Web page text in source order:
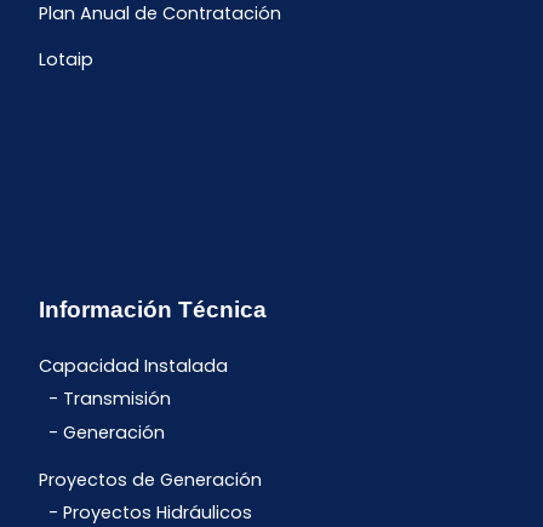
Plan Anual de Contratación
Lotaip
Información Técnica
Capacidad Instalada
Transmisión
Generación
Proyectos de Generación
Proyectos Hidráulicos